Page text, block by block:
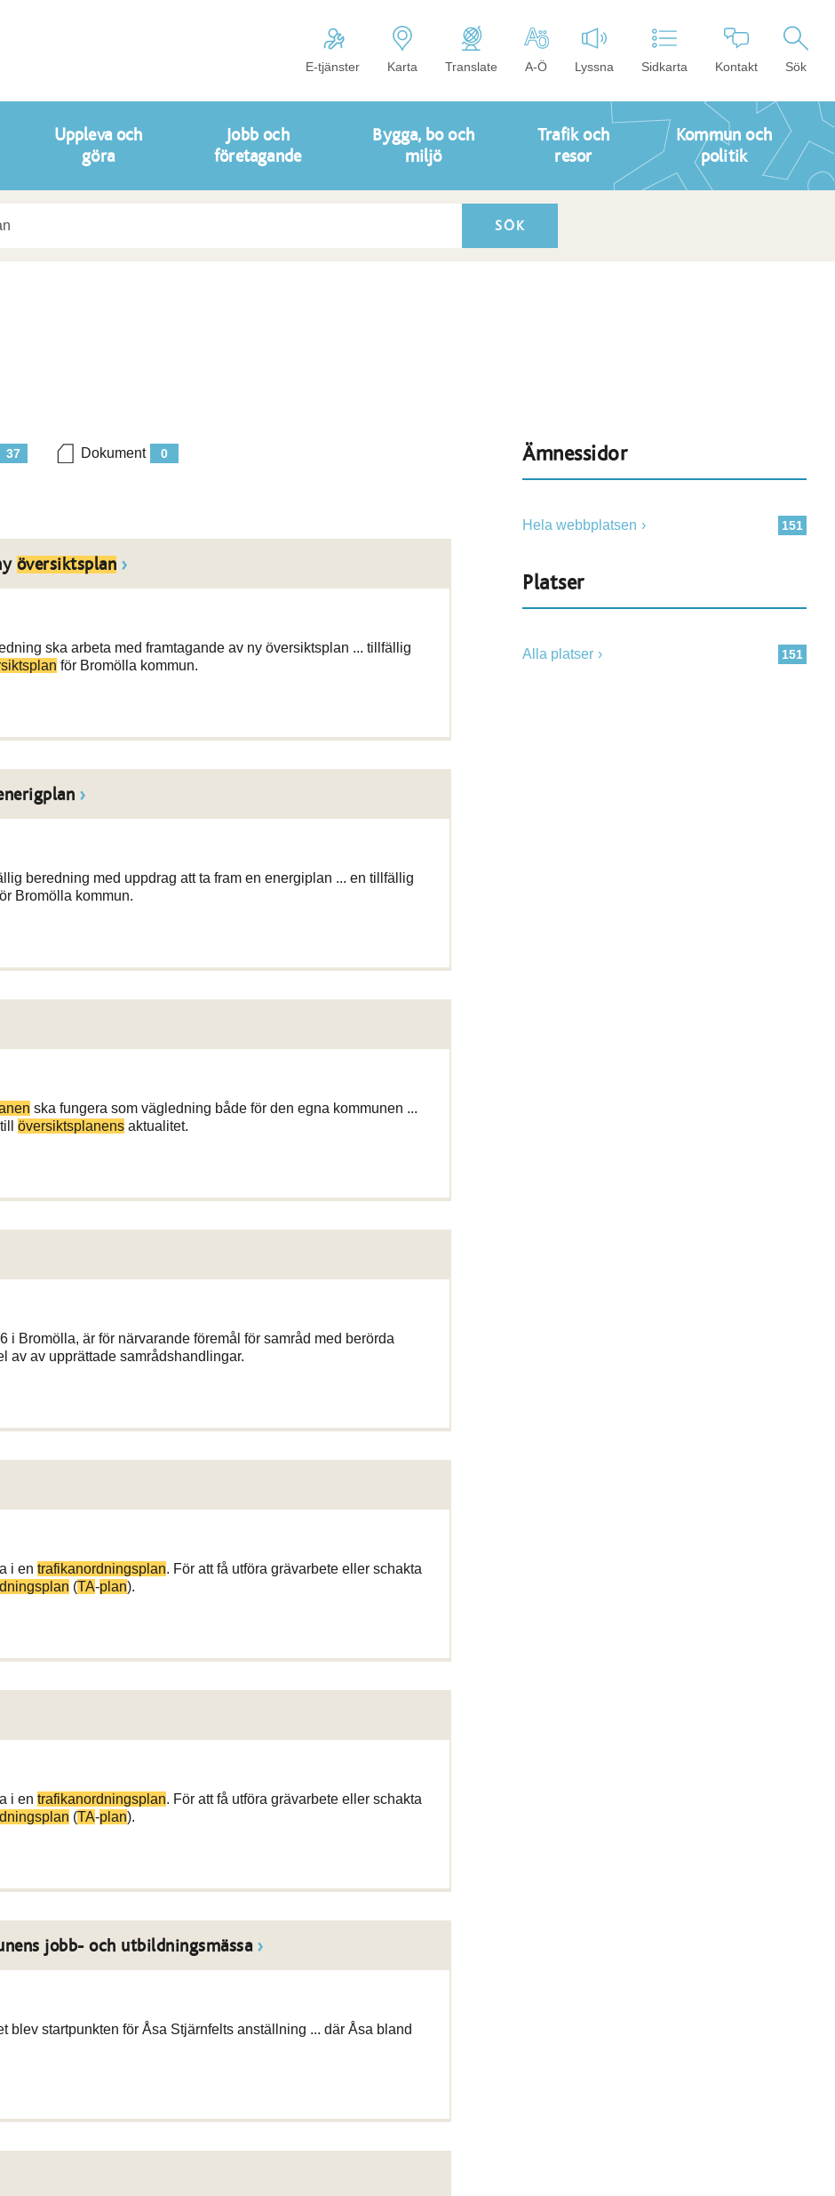
E-tjänster Karta Translate A-Ö Lyssna Sidkarta Kontakt Sök
Uppleva och
göra
Jobb och
företagande
Bygga, bo och
miljö
Trafik och
resor
Kommun och
politik
37 0
Dokument
översiktsplan
ska arbeta med framtagande av ny översiktsplan ... tillfällig
för Bromölla kommun.
beredning med uppdrag att ta fram en energiplan ... en tillfällig
Bromölla kommun.
ska fungera som vägledning både för den egna kommunen ...
översiktsplanens aktualitet.
i Bromölla, är för närvarande föremål för samråd med berörda
av av upprättade samrådshandlingar.
i en trafikanordningsplan. För att få utföra grävarbete eller schakta
(TA-plan).
i en trafikanordningsplan. För att få utföra grävarbete eller schakta
(TA-plan).
jobb- och utbildningsmässa
blev startpunkten för Åsa Stjärnfelts anställning ... där Åsa bland
Ämnessidor
151
Hela webbplatsen
Platser
151
Alla platser